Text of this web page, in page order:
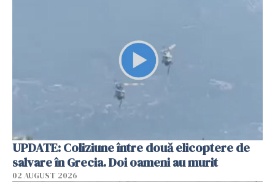
UPDATE: Coliziune între două elicoptere de
salvare în Grecia. Doi oameni au murit
02 AUGUST 2026